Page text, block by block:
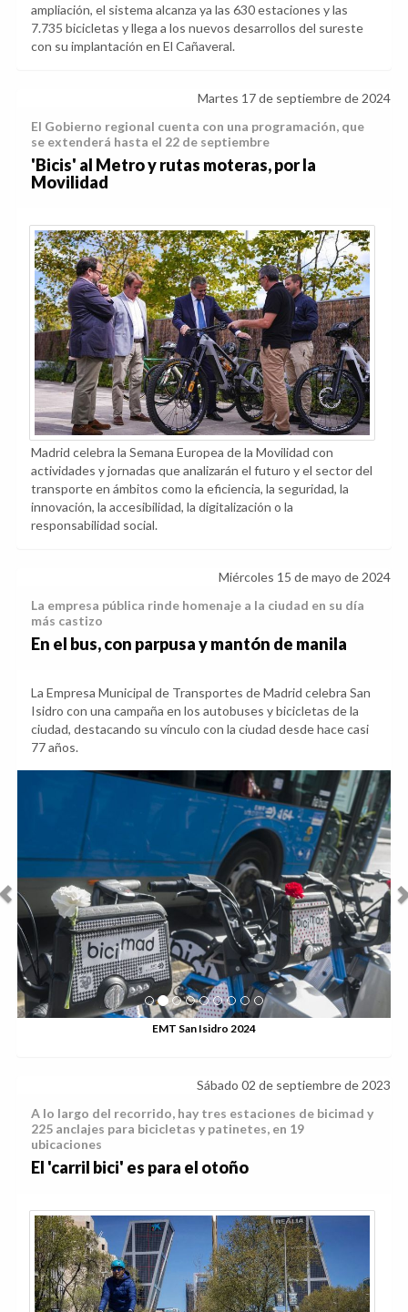
ampliación, el sistema alcanza ya las 630 estaciones y las
7.735 bicicletas y llega a los nuevos desarrollos del sureste
con su implantación en El Cañaveral.
Martes 17 de septiembre de 2024
El Gobierno regional cuenta con una programación, que
se extenderá hasta el 22 de septiembre
'Bicis' al Metro y rutas moteras, por la
Movilidad
Madrid celebra la Semana Europea de la Movilidad con
actividades y jornadas que analizarán el futuro y el sector del
transporte en ámbitos como la eficiencia, la seguridad, la
innovación, la accesibilidad, la digitalización o la
responsabilidad social.
Miércoles 15 de mayo de 2024
La empresa pública rinde homenaje a la ciudad en su día
más castizo
En el bus, con parpusa y mantón de manila
La Empresa Municipal de Transportes de Madrid celebra San
Isidro con una campaña en los autobuses y bicicletas de la
ciudad, destacando su vínculo con la ciudad desde hace casi
77 años.
EMT San Isidro 2024
Anterior
Sábado 02 de septiembre de 2023
A lo largo del recorrido, hay tres estaciones de bicimad y
225 anclajes para bicicletas y patinetes, en 19
ubicaciones
El 'carril bici' es para el otoño